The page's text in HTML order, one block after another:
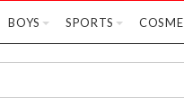
BOYS SPORTS COSME